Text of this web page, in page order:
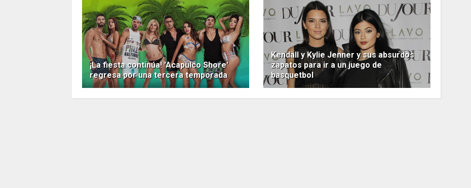
¡La fiesta continúa! 'Acapulco Shore'
regresa por una tercera temporada
Kendall y Kylie Jenner y sus absurdos
zapatos para ir a un juego de
basquetbol